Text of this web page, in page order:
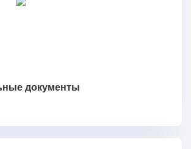
документы